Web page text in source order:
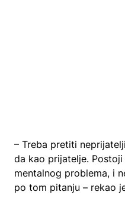
– Treba pretiti
da kao prijatelje.
mentalnog problema, i
po tom pitanju – rekao